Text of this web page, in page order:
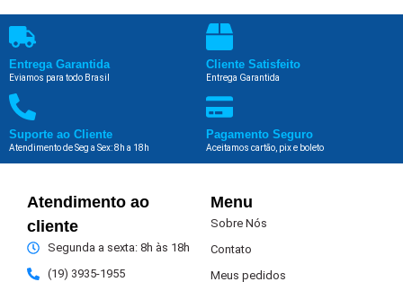
Entrega Garantida
Eviamos para todo Brasil
Cliente Satisfeito
Entrega Garantida
Suporte ao Cliente
Atendimento de Seg a Sex: 8h a 18h
Pagamento Seguro
Aceitamos cartão, pix e boleto
Atendimento ao
cliente
Segunda a sexta: 8h às 18h
(19) 3935-1955
Menu
Sobre Nós
Contato
Meus pedidos